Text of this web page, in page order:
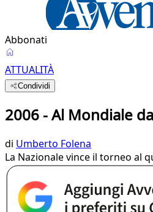
Abbonati
ATTUALITÀ
Condividi
2006 - Al Mondiale
di Umberto Folena
La Nazionale vince il torneo al